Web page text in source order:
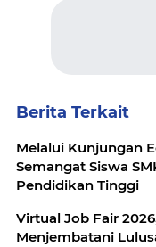
Berita Terkait
Melalui Kunjungan
Semangat Siswa
Pendidikan Tinggi
Virtual Job Fair
Menjembatani